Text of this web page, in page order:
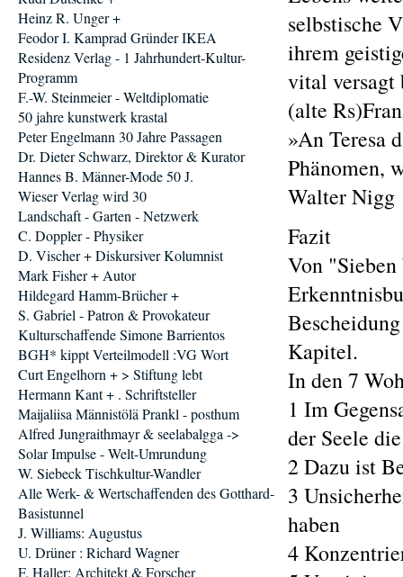
selbstische
ihrem
vital versagt
(alte
»An Teresa
Phänomen,
Walter Nigg
Fazit
Von
Kapitel.
In den 7
1 Im
der Seele
2 Dazu ist
3
haben
4
Heinz R. Unger +
Feodor I. Kamprad Gründer IKEA
Residenz Verlag - 1 Jahrhundert-Kultur-
Programm
F.-W. Steinmeier - Weltdiplomatie
50 jahre kunstwerk krastal
Peter Engelmann 30 Jahre Passagen
Dr. Dieter Schwarz, Direktor & Kurator
Hannes B. Männer-Mode 50 J.
Wieser Verlag wird 30
Landschaft - Garten - Netzwerk
C. Doppler - Physiker
D. Vischer + Diskursiver Kolumnist
Mark Fisher + Autor
Hildegard Hamm-Brücher +
S. Gabriel - Patron & Provokateur
Kulturschaffende Simone Barrientos
BGH* kippt Verteilmodell :VG Wort
Curt Engelhorn + > Stiftung lebt
Hermann Kant + . Schriftsteller
Maijaliisa Männistölä Prankl - posthum
Alfred Jungraithmayr & seelabalgga ->
Solar Impulse - Welt-Umrundung
W. Siebeck Tischkultur-Wandler
Alle Werk- & Wertschaffenden des Gotthard-
Basistunnel
J. Williams: Augustus
U. Drüner : Richard Wagner
F. Haller: Architekt & Forscher